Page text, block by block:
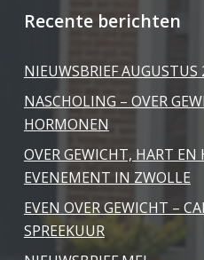
Recente berichten
NIEUWSBRIEF AUGUSTUS
NASCHOLING – OVER
HORMONEN
OVER GEWICHT, HART
EVENEMENT IN ZWOLLE
EVEN OVER GEWICHT –
SPREEKUUR